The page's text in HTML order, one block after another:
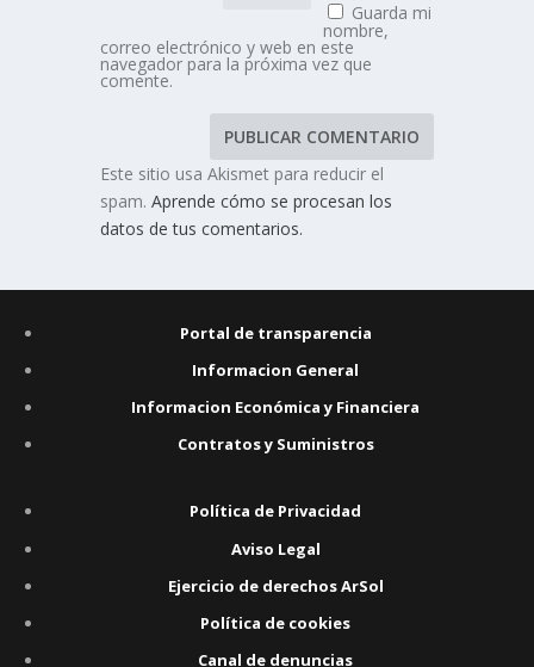
Guarda mi
nombre,
correo electrónico y web en este
navegador para la próxima vez que
comente.
Este sitio usa Akismet para reducir el
spam. Aprende cómo se procesan los
datos de tus comentarios.
Portal de transparencia
Informacion General
Informacion Económica y Financiera
Contratos y Suministros
Política de Privacidad
Aviso Legal
Ejercicio de derechos ArSol
Política de cookies
Canal de denuncias